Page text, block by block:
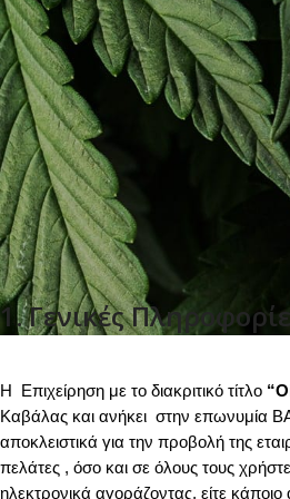
1. Γενικές
Η Επιχείρηση με το διακριτικό τίτλο
Καβάλας και ανήκει στην
αποκλειστικά για την προβολή της
πελάτες , όσο και σε όλους τους
ηλεκτρονικά αγοράζοντας, είτε